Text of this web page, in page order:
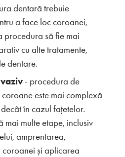
dentară trebuie
a face loc coroanei,
procedura să fie mai
cu alte tratamente,
dentare.
- procedura de
este mai complexă
în cazul fațetelor.
mai multe etape, inclusiv
amprentarea,
și aplicarea